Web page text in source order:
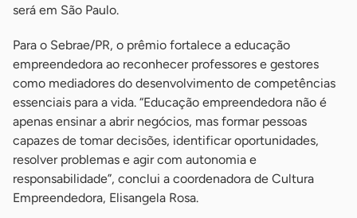
será em São Paulo.
Para o Sebrae/PR, o prêmio fortalece a educação
empreendedora ao reconhecer professores e gestores
como mediadores do desenvolvimento de competências
essenciais para a vida. “Educação empreendedora não é
apenas ensinar a abrir negócios, mas formar pessoas
capazes de tomar decisões, identificar oportunidades,
resolver problemas e agir com autonomia e
responsabilidade”, conclui a coordenadora de Cultura
Empreendedora, Elisangela Rosa.